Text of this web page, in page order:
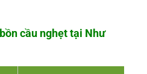
cầu nghẹt tại Như